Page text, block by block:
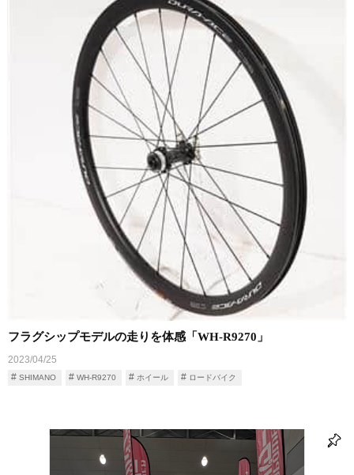
フラグシップモデルの走りを体感「WH-R9270」
2023/04/25
SHIMANO WH-R9270 ホイール ロードバイク